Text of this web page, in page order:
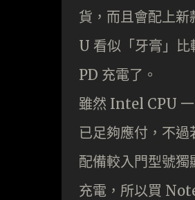
貨，而且會配上
U 看似「牙膏」
PD 充電了。
雖然 Intel CPU 一
已足夠應付，不
配備較入門型號
充電，所以買